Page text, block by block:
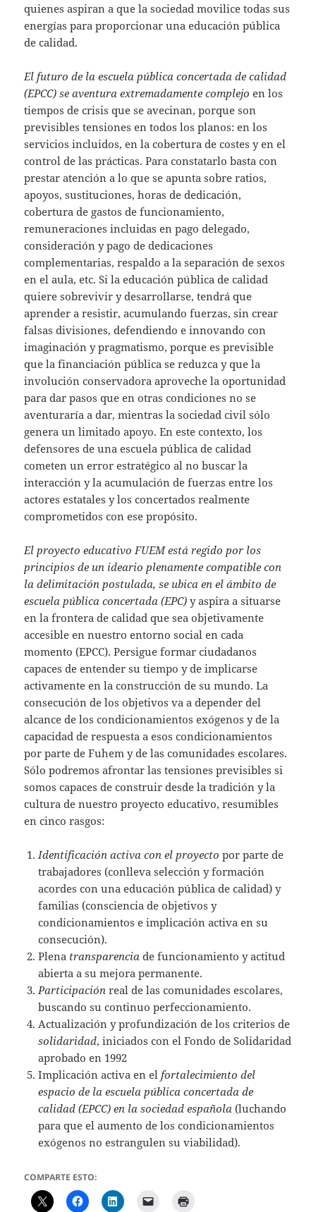
quienes aspiran a que la sociedad movilice todas sus
energías para proporcionar una educación pública
de calidad.
El futuro de la escuela pública concertada de calidad
(EPCC) se aventura extremadamente complejo en los
tiempos de crisis que se avecinan, porque son
previsibles tensiones en todos los planos: en los
servicios incluidos, en la cobertura de costes y en el
control de las prácticas. Para constatarlo basta con
prestar atención a lo que se apunta sobre ratios,
apoyos, sustituciones, horas de dedicación,
cobertura de gastos de funcionamiento,
remuneraciones incluidas en pago delegado,
consideración y pago de dedicaciones
complementarias, respaldo a la separación de sexos
en el aula, etc. Si la educación pública de calidad
quiere sobrevivir y desarrollarse, tendrá que
aprender a resistir, acumulando fuerzas, sin crear
falsas divisiones, defendiendo e innovando con
imaginación y pragmatismo, porque es previsible
que la financiación pública se reduzca y que la
involución conservadora aproveche la oportunidad
para dar pasos que en otras condiciones no se
aventuraría a dar, mientras la sociedad civil sólo
genera un limitado apoyo. En este contexto, los
defensores de una escuela pública de calidad
cometen un error estratégico al no buscar la
interacción y la acumulación de fuerzas entre los
actores estatales y los concertados realmente
comprometidos con ese propósito.
El proyecto educativo FUEM está regido por los
principios de un ideario plenamente compatible con
la delimitación postulada, se ubica en el ámbito de
escuela pública concertada (EPC) y aspira a situarse
en la frontera de calidad que sea objetivamente
accesible en nuestro entorno social en cada
momento (EPCC). Persigue formar ciudadanos
capaces de entender su tiempo y de implicarse
activamente en la construcción de su mundo. La
consecución de los objetivos va a depender del
alcance de los condicionamientos exógenos y de la
capacidad de respuesta a esos condicionamientos
por parte de Fuhem y de las comunidades escolares.
Sólo podremos afrontar las tensiones previsibles si
somos capaces de construir desde la tradición y la
cultura de nuestro proyecto educativo, resumibles
en cinco rasgos:
Identificación activa con el proyecto por parte de
trabajadores (conlleva selección y formación
acordes con una educación pública de calidad) y
familias (consciencia de objetivos y
condicionamientos e implicación activa en su
consecución).
Plena transparencia de funcionamiento y actitud
abierta a su mejora permanente.
Participación real de las comunidades escolares,
buscando su continuo perfeccionamiento.
Actualización y profundización de los criterios de
solidaridad, iniciados con el Fondo de Solidaridad
aprobado en 1992
Implicación activa en el fortalecimiento del
espacio de la escuela pública concertada de
calidad (EPCC) en la sociedad española (luchando
para que el aumento de los condicionamientos
exógenos no estrangulen su viabilidad).
COMPARTE ESTO: